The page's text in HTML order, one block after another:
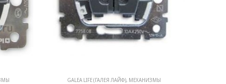
GALEA LIFE (ГАЛЕЯ ЛАЙФ), МЕХАНИЗМЫ